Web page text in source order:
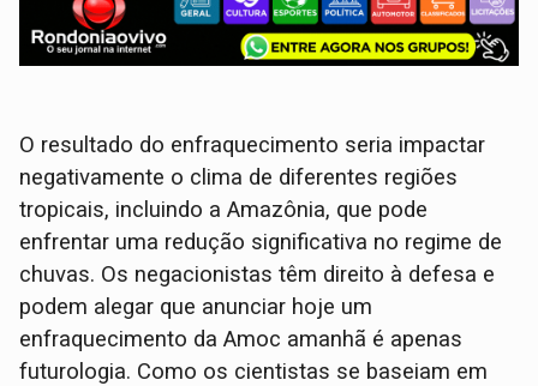
O resultado do enfraquecimento seria impactar
negativamente o clima de diferentes regiões
tropicais, incluindo a Amazônia, que pode
enfrentar uma redução significativa no regime de
chuvas. Os negacionistas têm direito à defesa e
podem alegar que anunciar hoje um
enfraquecimento da Amoc amanhã é apenas
futurologia. Como os cientistas se baseiam em